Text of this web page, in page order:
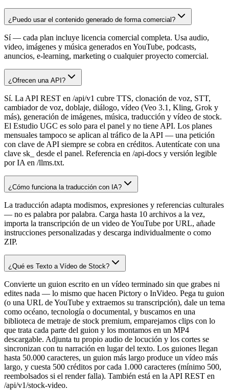
¿Puedo usar el contenido generado de forma comercial?
Sí — cada plan incluye licencia comercial completa. Usa audio,
video, imágenes y música generados en YouTube, podcasts,
anuncios, e-learning, marketing o cualquier proyecto comercial.
¿Ofrecen una API?
Sí. La API REST en /api/v1 cubre TTS, clonación de voz, STT,
cambiador de voz, doblaje, diálogo, vídeo (Veo 3.1, Kling, Grok y
más), generación de imágenes, música, traducción y vídeo de stock.
El Estudio UGC es solo para el panel y no tiene API. Los planes
mensuales tampoco se aplican al tráfico de la API — una petición
con clave de API siempre se cobra en créditos. Autentícate con una
clave sk_ desde el panel. Referencia en /api-docs y versión legible
por IA en /llms.txt.
¿Cómo funciona la traducción con IA?
La traducción adapta modismos, expresiones y referencias culturales
— no es palabra por palabra. Carga hasta 10 archivos a la vez,
importa la transcripción de un video de YouTube por URL, añade
instrucciones personalizadas y descarga individualmente o como
ZIP.
¿Qué es Texto a Vídeo de Stock?
Convierte un guion escrito en un vídeo terminado sin que grabes ni
edites nada — lo mismo que hacen Pictory o InVideo. Pega tu guion
(o una URL de YouTube y extraemos su transcripción), dale un tema
como océano, tecnología o documental, y buscamos en una
biblioteca de metraje de stock premium, emparejamos clips con lo
que trata cada parte del guion y los montamos en un MP4
descargable. Adjunta tu propio audio de locución y los cortes se
sincronizan con tu narración en lugar del texto. Los guiones llegan
hasta 50.000 caracteres, un guion más largo produce un vídeo más
largo, y cuesta 500 créditos por cada 1.000 caracteres (mínimo 500,
reembolsados si el render falla). También está en la API REST en
/api/v1/stock-video.